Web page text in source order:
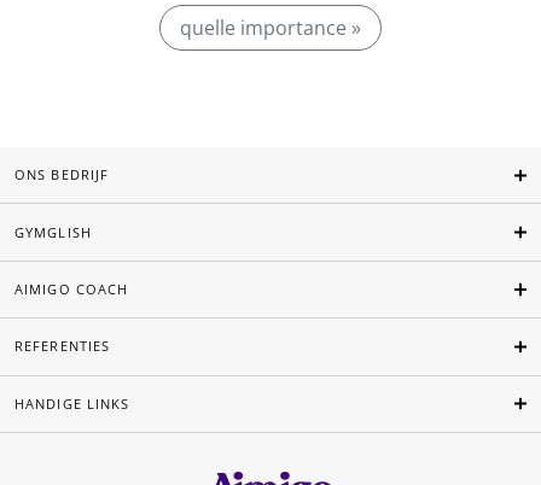
quelle importance »
ONS BEDRIJF
GYMGLISH
AIMIGO COACH
REFERENTIES
HANDIGE LINKS